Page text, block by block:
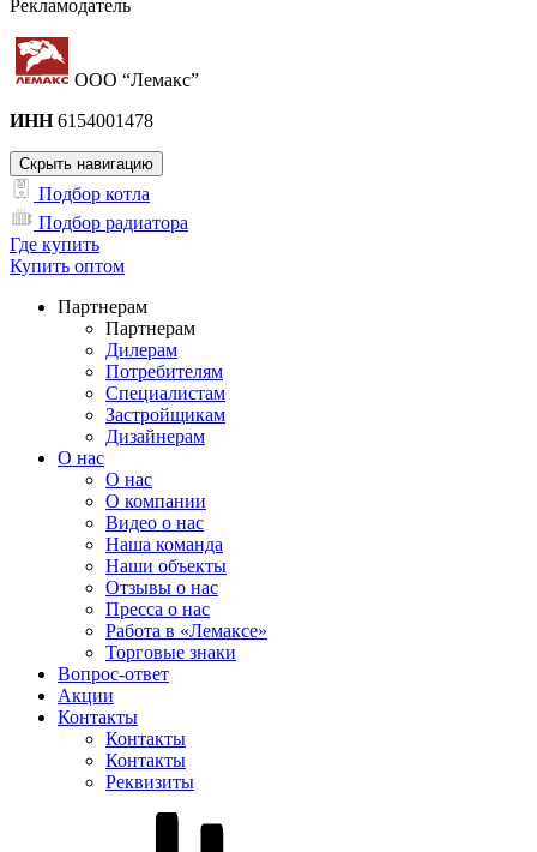
Рекламодатель
ООО “Лемакс”
ИНН6154001478
Скрыть навигацию
Подбор котла
Подбор радиатора
Где купить
Купить оптом
Партнерам
Партнерам
Дилерам
Потребителям
Специалистам
Застройщикам
Дизайнерам
О нас
О нас
О компании
Видео о нас
Наша команда
Наши объекты
Отзывы о нас
Пресса о нас
Работа в «Лемаксе»
Торговые знаки
Вопрос-ответ
Акции
Контакты
Контакты
Контакты
Реквизиты